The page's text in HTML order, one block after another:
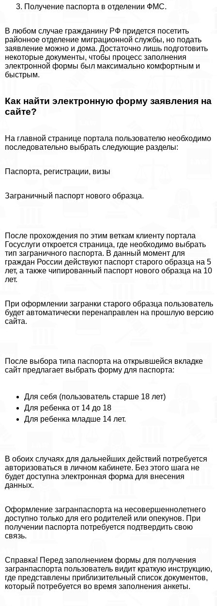
Получение паспорта в отделении ФМС.
В любом случае гражданину РФ придется посетить
районное отделение миграционной службы, но подать
заявление можно и дома. Достаточно лишь подготовить
некоторые документы, чтобы процесс заполнения
электронной формы был максимально комфортным и
быстрым.
Как найти электронную форму заявления на
сайте?
На главной странице портала пользователю необходимо
последовательно выбрать следующие разделы:
Паспорта, регистрации, визы
Заграничный паспорт нового образца.
После прохождения по этим веткам клиенту портала
Госуслуги откроется страница, где необходимо выбрать
тип заграничного паспорта. В данный момент для
граждан России действуют паспорт старого образца на 5
лет, а также чипированный паспорт нового образца на 10
лет.
При оформлении загранки старого образца пользователь
будет автоматически перенаправлен на прошлую версию
сайта.
После выбора типа паспорта на открывшейся вкладке
сайт предлагает выбрать форму для паспорта:
Для себя (пользователь старше 18 лет)
Для ребенка от 14 до 18
Для ребенка младше 14 лет.
В обоих случаях для дальнейших действий потребуется
авторизоваться в личном кабинете. Без этого шага не
будет доступна электронная форма для внесения
данных.
Оформление загранпаспорта на несовершеннолетнего
доступно только для его родителей или опекунов. При
получении паспорта потребуется подтвердить свою
связь.
Справка! Перед заполнением формы для получения
загранпаспорта пользователь видит краткую инструкцию,
где представлены приблизительный список документов,
который потребуется во время заполнения анкеты.